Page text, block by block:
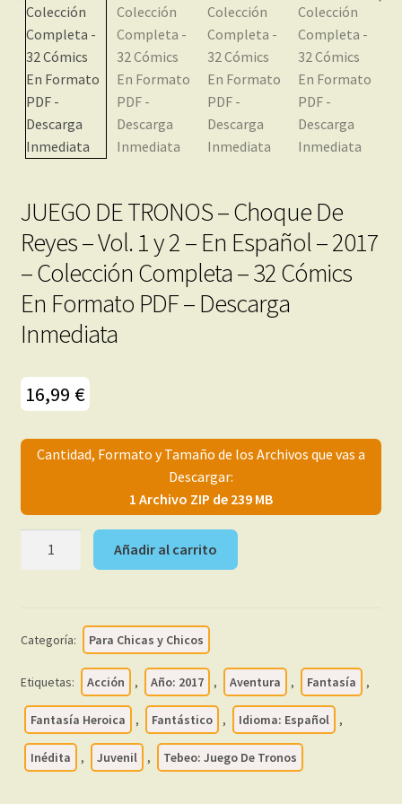
menú
hijo
Mi cuenta
JUEGO DE TRONOS – Choque De
Reyes – Vol. 1 y 2 – En Español – 2017
– Colección Completa – 32 Cómics
En Formato PDF – Descarga
Inmediata
16,99 €
Cantidad, Formato y Tamaño de los Archivos que vas a
Descargar:
1 Archivo ZIP de 239 MB
Reyes
Vol.
1
y
Añadir al carrito
Categoría: Para Chicas y Chicos
Etiquetas: Acción , Año: 2017 , Aventura , Fantasía ,
Fantasía Heroica , Fantástico , Idioma: Español ,
Inédita , Juvenil , Tebeo: Juego De Tronos